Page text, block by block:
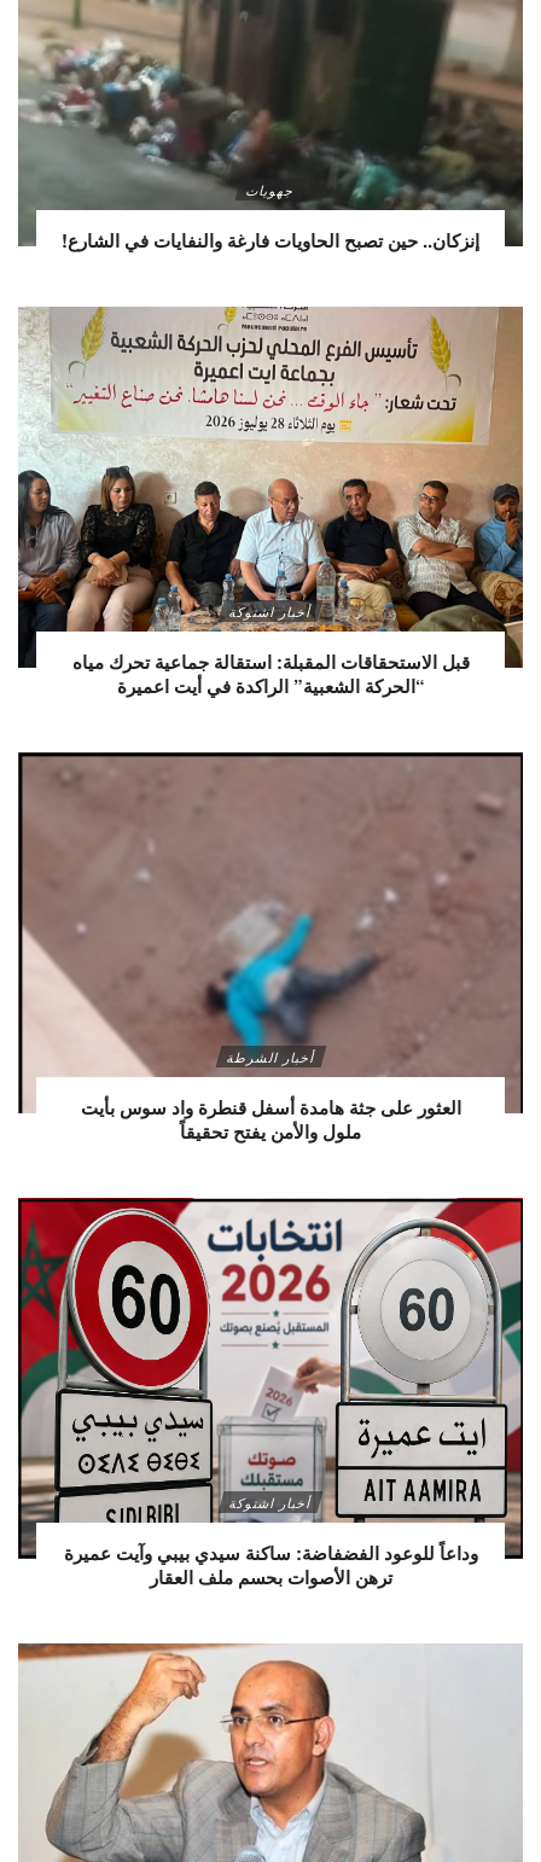
جهويات
إنزكان.. حين تصبح الحاويات فارغة والنفايات في الشارع!
أخبار اشتوكة
قبل الاستحقاقات المقبلة: استقالة جماعية تحرك مياه
“الحركة الشعبية” الراكدة في أيت اعميرة
أخبار الشرطة
العثور على جثة هامدة أسفل قنطرة واد سوس بأيت
ملول والأمن يفتح تحقيقاً
أخبار اشتوكة
وداعاً للوعود الفضفاضة: ساكنة سيدي بيبي وآيت عميرة
ترهن الأصوات بحسم ملف العقار